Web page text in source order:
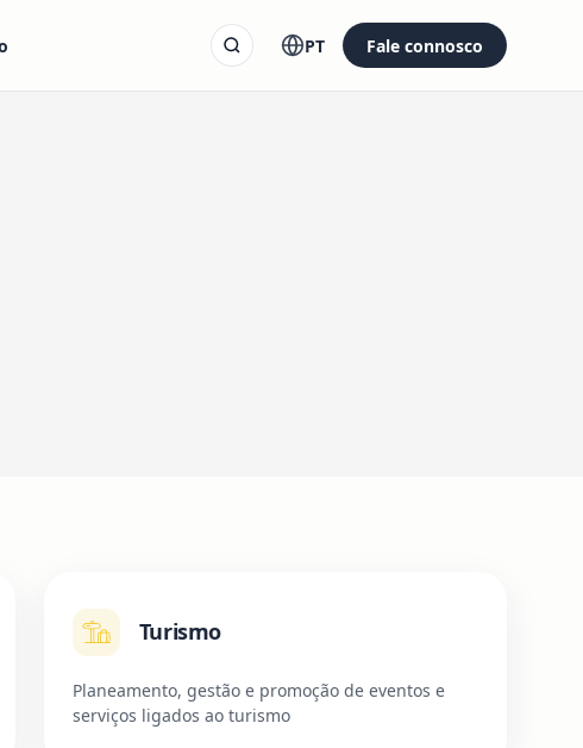
PT Fale connosco
Turismo
Planeamento, gestão e promoção de eventos e
serviços ligados ao turismo